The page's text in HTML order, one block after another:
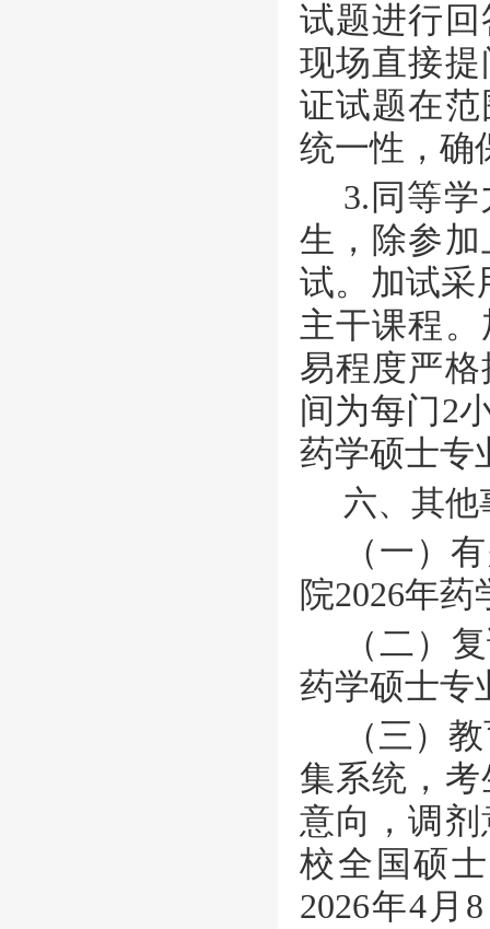
试题进行
现场直接
证试题在
统一性，确
3.同等
生，除参
试。加试采
主干课程
易程度严
间为每门 2
药学硕士专
六、其他
（一）
院2026年药
（二）
药学硕士专
（三）
集系统，
意向，调
校全国硕
2026年4月